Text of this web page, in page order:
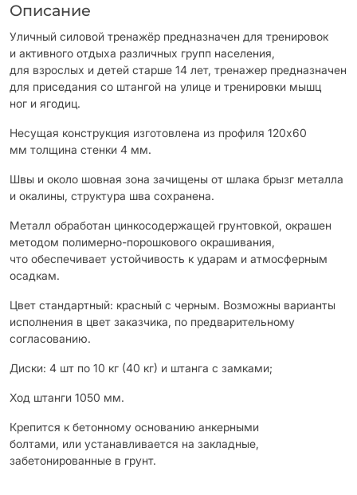
Описание
Уличный силовой тренажёр предназначен для тренировок
и активного отдыха различных групп населения,
для взрослых и детей старше 14 лет, тренажер предназначен
для приседания со штангой на улице и тренировки мышц
ног и ягодиц.
Несущая конструкция изготовлена из профиля 120х60
мм толщина стенки 4 мм.
Швы и около шовная зона зачищены от шлака брызг металла
и окалины, структура шва сохранена.
Металл обработан цинкосодержащей грунтовкой, окрашен
методом полимерно-порошкового окрашивания,
что обеспечивает устойчивость к ударам и атмосферным
осадкам.
Цвет стандартный: красный с черным. Возможны варианты
исполнения в цвет заказчика, по предварительному
согласованию.
Диски: 4 шт по 10 кг (40 кг) и штанга с замками;
Ход штанги 1050 мм.
Крепится к бетонному основанию анкерными
болтами, или устанавливается на закладные,
забетонированные в грунт.